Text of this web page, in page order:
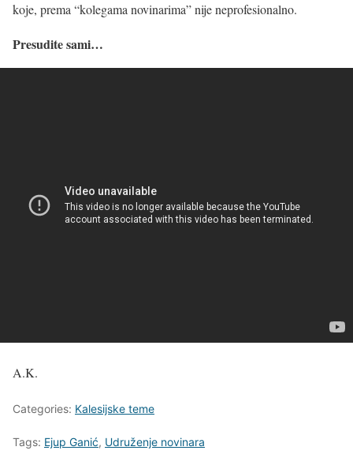
koje, prema “kolegama novinarima” nije neprofesionalno.
Presudite sami…
A.K.
Categories: Kalesijske teme
Tags: Ejup Ganić, Udruženje novinara